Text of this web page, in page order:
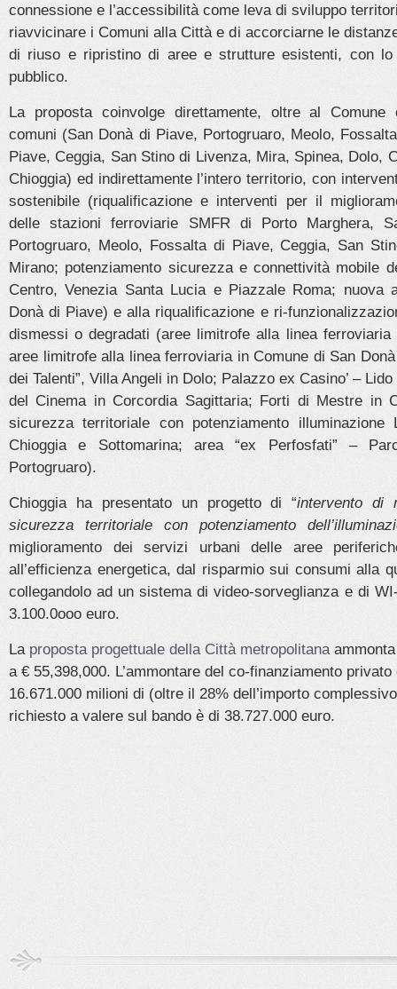
connessione e l’accessibilità come leva di sviluppo
riavvicinare i Comuni alla Città e di accorciarne le
di riuso e ripristino di aree e strutture esistenti, con
pubblico.
La proposta coinvolge direttamente, oltre al Comune
comuni (San Donà di Piave, Portogruaro, Meolo,
Piave, Ceggia, San Stino di Livenza, Mira, Spinea, Dolo,
Chioggia) ed indirettamente l’intero territorio, con
sostenibile (riqualificazione e interventi per il
delle stazioni ferroviarie SMFR di Porto Marghera,
Portogruaro, Meolo, Fossalta di Piave, Ceggia, San
Mirano; potenziamento sicurezza e connettività mobile
Centro, Venezia Santa Lucia e Piazzale Roma; nuova
Donà di Piave) e alla riqualificazione e ri-
dismessi o degradati (aree limitrofe alla linea
aree limitrofe alla linea ferroviaria in Comune di San
dei Talenti”, Villa Angeli in Dolo; Palazzo ex Casino’ –
del Cinema in Corcordia Sagittaria; Forti di Mestre in
sicurezza territoriale con potenziamento
Chioggia e Sottomarina; area “ex Perfosfati” –
Portogruaro).
Chioggia ha presentato un progetto di “intervento di
sicurezza territoriale con potenziamento
miglioramento dei servizi urbani delle aree
all’efficienza energetica, dal risparmio sui consumi alla
collegandolo ad un sistema di video-sorveglianza e di
3.100.0ooo euro.
La proposta progettuale della Città metropolitana
a € 55,398,000. L’ammontare del co-finanziamento
16.671.000 milioni di (oltre il 28% dell’importo
richiesto a valere sul bando è di 38.727.000 euro.